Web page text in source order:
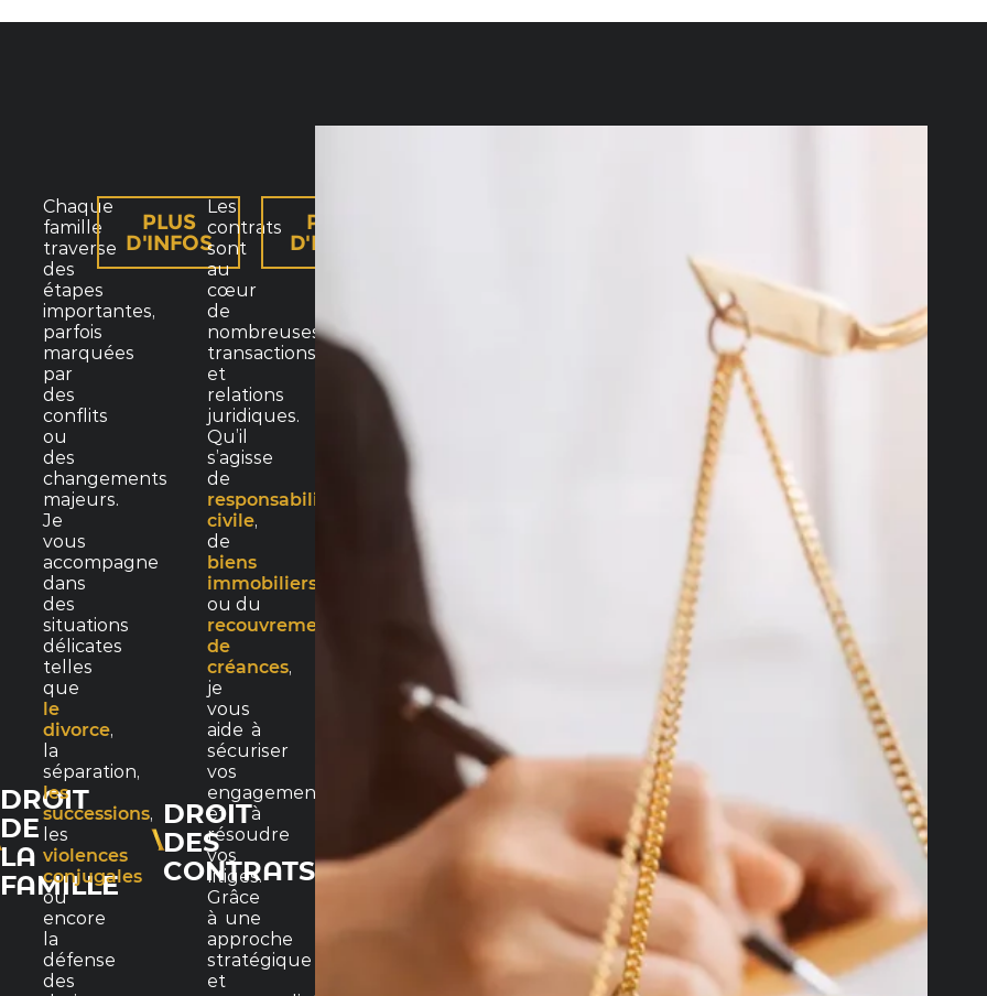
DROIT
DE
LA
FAMILLE
Chaque
famille
traverse
des
étapes
importantes,
parfois
marquées
par
des
conflits
ou
des
changements
majeurs.
Je
vous
accompagne
dans
des
situations
délicates
telles
que
le
divorce,
la
séparation,
les
successions,
les
violences
conjugales
ou
encore
la
défense
des
PLUS
D'INFOS
DROIT
DES
CONTRATS
Les
contrats
sont
au
cœur
de
nombreuses
transactions
et
relations
juridiques.
Qu’il
s’agisse
de
responsabilité
civile,
de
biens
immobiliers
ou du
recouvrement
de
créances,
je
vous
aide à
sécuriser
vos
engagements
et à
résoudre
vos
litiges.
Grâce
à une
approche
stratégique
et
PLUS
D'INFOS